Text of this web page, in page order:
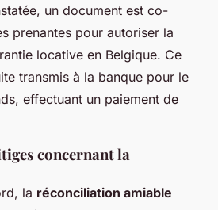
un document est co-
prenantes pour autoriser la
locative en Belgique. Ce
transmis à la banque pour le
effectuant un paiement de
concernant la
la réconciliation amiable